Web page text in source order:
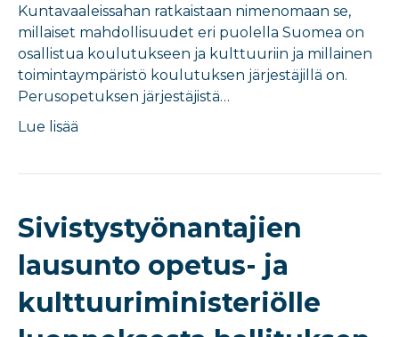
Kuntavaaleissahan ratkaistaan nimenomaan se,
millaiset mahdollisuudet eri puolella Suomea on
osallistua koulutukseen ja kulttuuriin ja millainen
toimintaympäristö koulutuksen järjestäjillä on.
Perusopetuksen järjestäjistä…
Lue lisää
Sivistystyönantajien
lausunto opetus- ja
kulttuuriministeriölle